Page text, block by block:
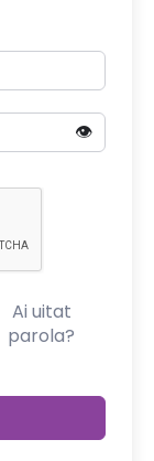
👁️
Ai uitat
parola?